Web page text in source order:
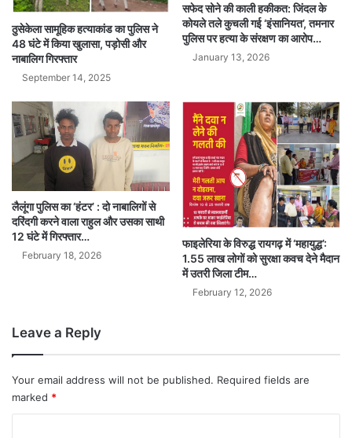
ठुसेकेला सामूहिक हत्याकांड का पुलिस ने
48 घंटे में किया खुलासा, पड़ोसी और
नाबालिग गिरफ्तार
September 14, 2025
सफेद सोने की काली हकीकत: जिंदल के
कोयले तले कुचली गई ‘इंसानियत’, तमनार
पुलिस पर हत्या के संरक्षण का आरोप…
January 13, 2026
लैलूंगा पुलिस का ‘हंटर’ : दो नाबालिगों से
दरिंदगी करने वाला राहुल और उसका साथी
12 घंटे में गिरफ्तार…
February 18, 2026
फाइलेरिया के विरुद्ध रायगढ़ में ‘महायुद्ध’:
1.55 लाख लोगों को सुरक्षा कवच देने मैदान
में उतरी जिला टीम…
February 12, 2026
Leave a Reply
Your email address will not be published. Required fields are
marked *